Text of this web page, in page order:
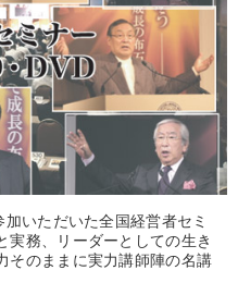
ロマンと経営
のアドバイス
人気ランキング〉＆新刊・好
いただいた全国経営者セミ
実務、リーダーとしての生き
のままに実力講師陣の名講